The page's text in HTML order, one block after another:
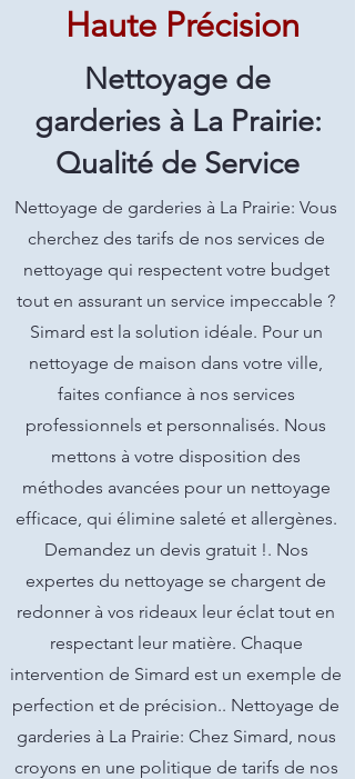
Haute Précision
Nettoyage de
garderies à La Prairie:
Qualité de Service
Nettoyage de garderies à La Prairie: Vous
cherchez des tarifs de nos services de
nettoyage qui respectent votre budget
tout en assurant un service impeccable ?
Simard est la solution idéale. Pour un
nettoyage de maison dans votre ville,
faites confiance à nos services
professionnels et personnalisés. Nous
mettons à votre disposition des
méthodes avancées pour un nettoyage
efficace, qui élimine saleté et allergènes.
Demandez un devis gratuit !. Nos
expertes du nettoyage se chargent de
redonner à vos rideaux leur éclat tout en
respectant leur matière. Chaque
intervention de Simard est un exemple de
perfection et de précision.. Nettoyage de
garderies à La Prairie: Chez Simard, nous
croyons en une politique de tarifs de nos